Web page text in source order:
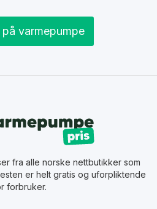
varmepumpe
fra alle norske nettbutikker som
er helt gratis og uforpliktende
forbruker.